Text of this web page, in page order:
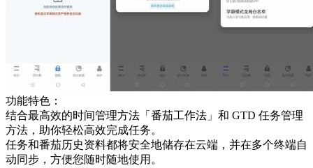
功能特色：
结合最高效的时间管理方法「番茄工作法」和 GTD 任务管理
方法，助你轻松高效完成任务。
任务和番茄历史资料都将安全地储存在云端，并在多个终端自
动同步，方便您随时随地使用。